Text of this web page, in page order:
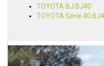
TOYOTA BJ BJ40
TOYOTA Série 40